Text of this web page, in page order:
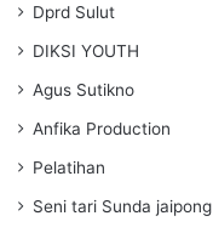
Dprd Sulut
DIKSI YOUTH
Agus Sutikno
Anfika Production
Pelatihan
Seni tari Sunda jaipong